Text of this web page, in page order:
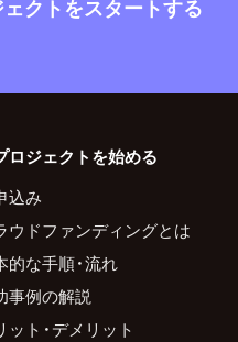
クトをスタートする
ロジェクトを始める
込み
ウドファンディングとは
的な手順・流れ
事例の解説
ット・デメリット